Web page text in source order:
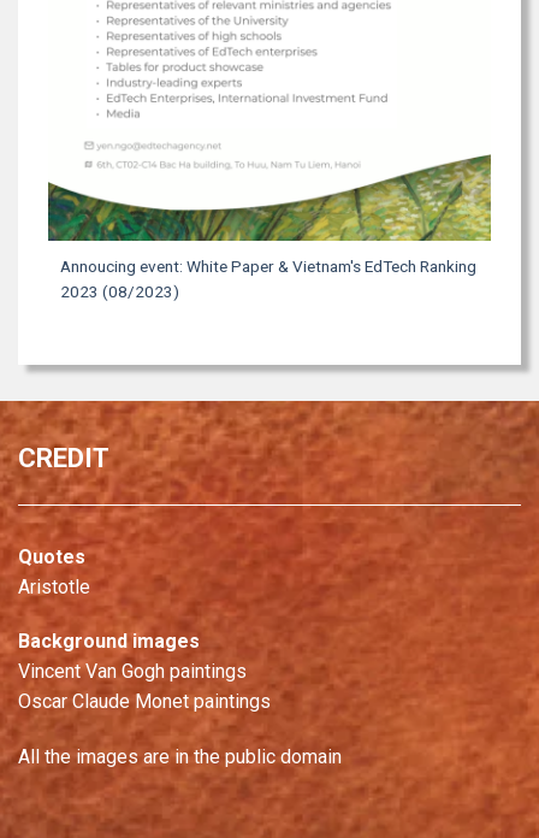
Annoucing event: White Paper & Vietnam's EdTech Ranking
2023 (08/2023)
CREDIT
Quotes
Aristotle
Background images
Vincent Van Gogh paintings
Oscar Claude Monet paintings
All the images are in the public domain